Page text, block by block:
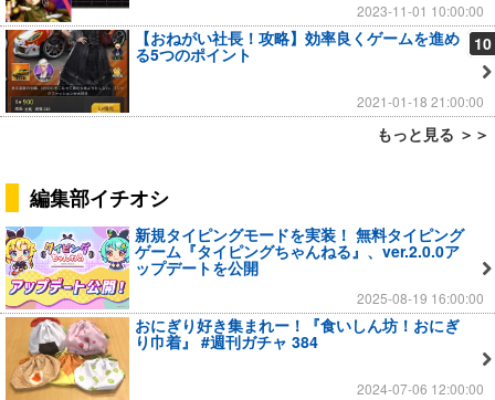
2023-11-01 10:00:00
10
【おねがい社長！攻略】効率良くゲームを進め
る5つのポイント
2021-01-18 21:00:00
もっと見る ＞＞
編集部イチオシ
新規タイピングモードを実装！ 無料タイピング
ゲーム『タイピングちゃんねる』、ver.2.0.0ア
ップデートを公開
2025-08-19 16:00:00
おにぎり好き集まれー！『食いしん坊！おにぎ
り巾着』 #週刊ガチャ 384
2024-07-06 12:00:00